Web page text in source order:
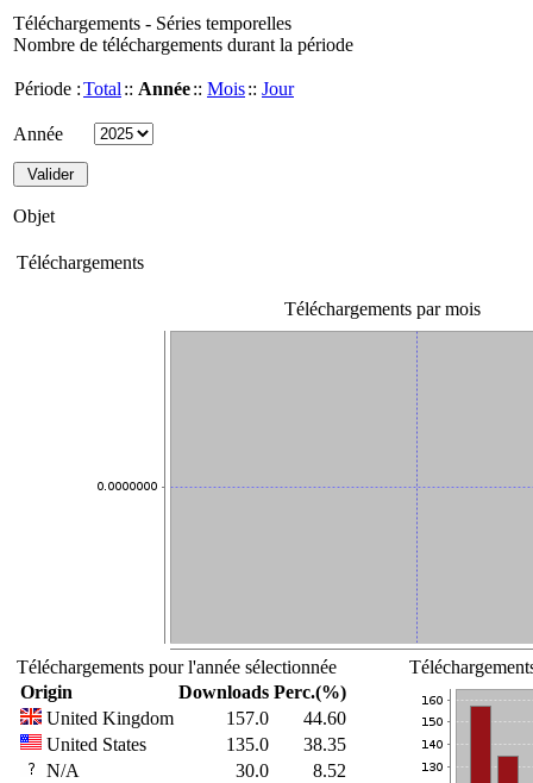
Téléchargements - Séries temporelles
Nombre de téléchargements durant la période
Période :Total :: Année:: Mois:: Jour
Année
Objet
Téléchargements
Téléchargements par mois
Téléchargements pour l'année sélectionnée
Origin
Downloads Perc.(%)
United Kingdom
157.0
44.60
United States
135.0
38.35
N/A
30.0
8.52